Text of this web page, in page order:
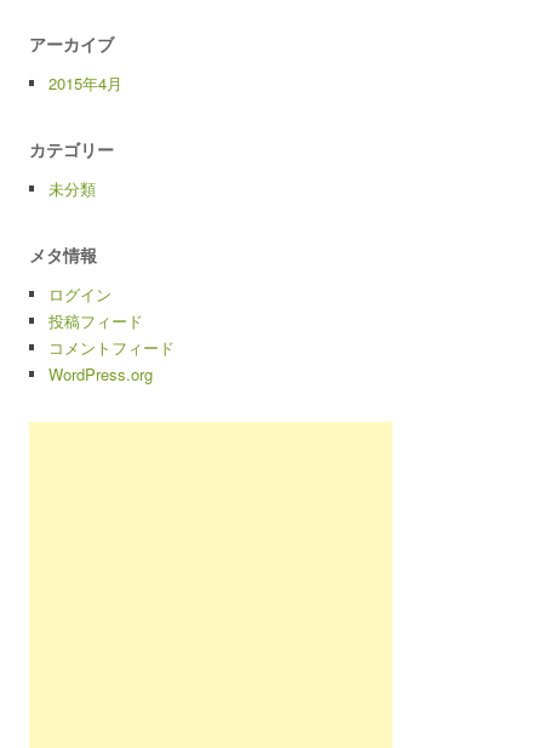
アーカイブ
2015年4月
カテゴリー
未分類
メタ情報
ログイン
投稿フィード
コメントフィード
WordPress.org